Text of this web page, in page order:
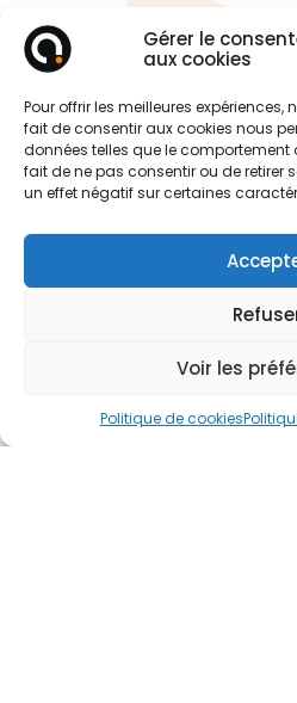
Gérer le
aux cookies
Pour offrir les meilleures expériences,
fait de consentir aux cookies nous
données telles que le comportement
fait de ne pas consentir ou de retirer
un effet négatif sur certaines
Voir les
Politique de cookies